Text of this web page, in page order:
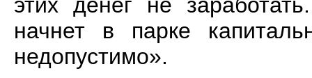
начнет в парке
недопустимо».